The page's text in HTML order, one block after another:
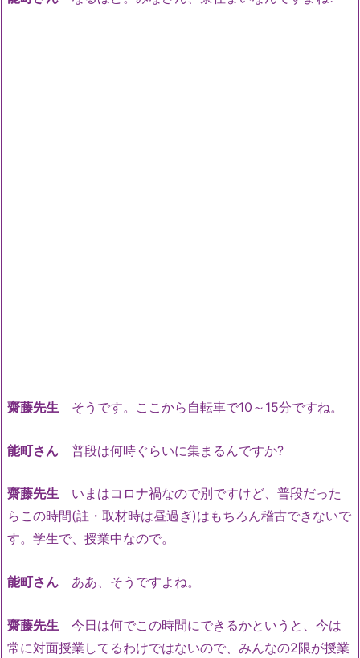
齋藤先生 そうです。ここから自転車で10～15分ですね。
能町さん 普段は何時ぐらいに集まるんですか?
齋藤先生 いまはコロナ禍なので別ですけど、普段だった
らこの時間(註・取材時は昼過ぎ)はもちろん稽古できないで
す。学生で、授業中なので。
能町さん ああ、そうですよね。
齋藤先生 今日は何でこの時間にできるかというと、今は
常に対面授業してるわけではないので、みんなの2限が授業